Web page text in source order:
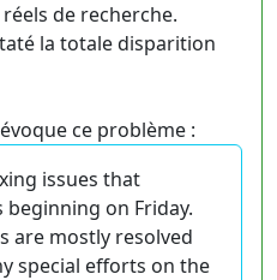
de recherche.
la totale disparition
ce problème :
issues that
on Friday.
are mostly resolved
special efforts on the